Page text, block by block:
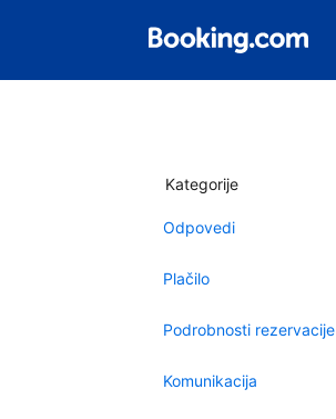
Kategorije
Odpovedi
Plačilo
Podrobnosti rezervacije
Komunikacija